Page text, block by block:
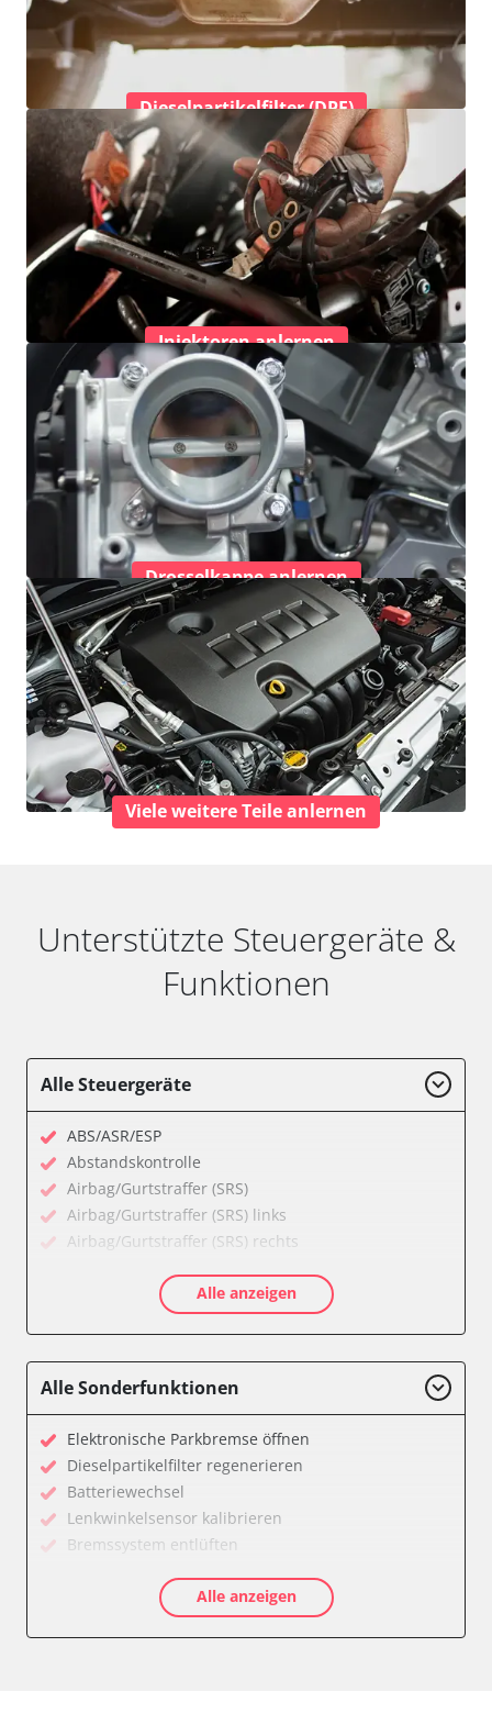
Dieselpartikelfilter (DPF)
Injektoren anlernen
Drosselkappe anlernen
Viele weitere Teile anlernen
Unterstützte Steuergeräte &
Funktionen
Alle Steuergeräte
ABS/ASR/ESP
Abstandskontrolle
Airbag/Gurtstraffer (SRS)
Airbag/Gurtstraffer (SRS) links
Airbag/Gurtstraffer (SRS) rechts
Allradelektronik
Anhängersteuergerät
Diagnoseschnittstelle (EOBD/OBDII)
Einparkhilfe
Einparkhilfe Lenkhilfe
Einstiegshilfe Beifahrer
Einstiegshilfe Fahrer
Fahrererkennung
Fahrtrichtungskamera
Fernlichtassistent
Alle anzeigen
Alle Sonderfunktionen
Elektronische Parkbremse öffnen
Dieselpartikelfilter regenerieren
Batteriewechsel
Lenkwinkelsensor kalibrieren
Bremssystem entlüften
AGR Ventil anlernen
Luftmassenmesser anlernen
Alle anzeigen